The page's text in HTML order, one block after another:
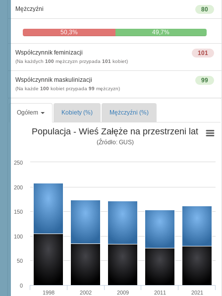
80
Mężczyźni
50,3% 49,7%
101
Współczynnik feminizacji
(Na każdych 100 mężczyzn przypada 101 kobiet)
99
Współczynnik maskulinizacji
(Na każde 100 kobiet przypada 99 mężczyzn)
Ogółem Kobiety (%) Mężczyźni (%)
Populacja - Wieś Załęże na przestrzeni lat
(Źródło: GUS)
1998 2002 2009 2011 2021
0
50
100
150
200
250